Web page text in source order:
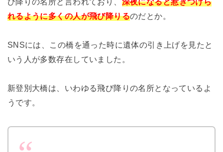
れるように多くの人が飛び降りるのだとか。
SNSには、この橋を通った時に遺体の引き上げを見たと
いう人が多数存在していました。
新登別大橋は、いわゆる飛び降りの名所となっているよ
うです。